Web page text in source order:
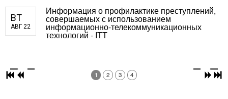
ВТ
АВГ 22
Информация о профилактике преступлений,
совершаемых с использованием
информационно-телекоммуникационных
технологий - ITT
1 2 3 4